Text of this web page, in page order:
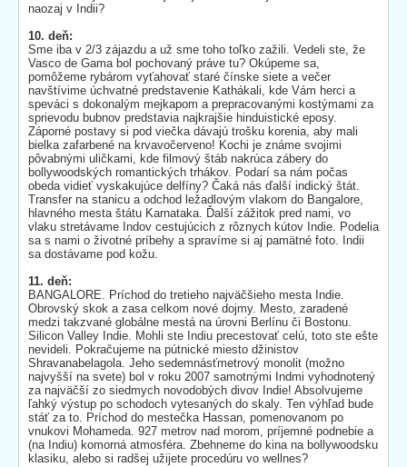
naozaj v Indii?
10. deň:
Sme iba v 2/3 zájazdu a už sme toho toľko zažili. Vedeli ste, že
Vasco de Gama bol pochovaný práve tu? Okúpeme sa,
pomôžeme rybárom vyťahovať staré čínske siete a večer
navštívime úchvatné predstavenie Kathákali, kde Vám herci a
speváci s dokonalým mejkapom a prepracovanými kostýmami za
sprievodu bubnov predstavia najkrajšie hinduistické eposy.
Záporné postavy si pod viečka dávajú trošku korenia, aby mali
bielka zafarbené na krvavočerveno! Kochi je známe svojimi
pôvabnými uličkami, kde filmový štáb nakrúca zábery do
bollywoodských romantických trhákov. Podarí sa nám počas
obeda vidieť vyskakujúce delfíny? Čaká nás ďalší indický štát.
Transfer na stanicu a odchod ležadlovým vlakom do Bangalore,
hlavného mesta štátu Karnataka. Ďalší zážitok pred nami, vo
vlaku stretávame Indov cestujúcich z rôznych kútov Indie. Podelia
sa s nami o životné príbehy a spravíme si aj pamätné foto. Indii
sa dostávame pod kožu.
11. deň:
BANGALORE. Príchod do tretieho najväčšieho mesta Indie.
Obrovský skok a zasa celkom nové dojmy. Mesto, zaradené
medzi takzvané globálne mestá na úrovni Berlínu či Bostonu.
Silicon Valley Indie. Mohli ste Indiu precestovať celú, toto ste ešte
nevideli. Pokračujeme na pútnické miesto džinistov
Shravanabelagola. Jeho sedemnásťmetrový monolit (možno
najvyšší na svete) bol v roku 2007 samotnými Indmi vyhodnotený
za najväčší zo siedmych novodobých divov Indie! Absolvujeme
ľahký výstup po schodoch vytesaných do skaly. Ten výhľad bude
stáť za to. Príchod do mestečka Hassan, pomenovanom po
vnukovi Mohameda. 927 metrov nad morom, príjemné podnebie a
(na Indiu) komorná atmosféra. Zbehneme do kina na bollywoodsku
klasiku, alebo si radšej užijete procedúru vo wellnes?